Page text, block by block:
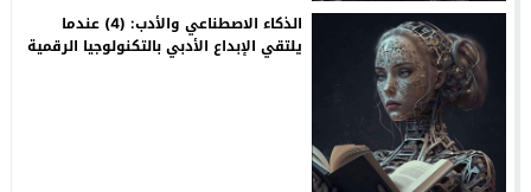
الذكاء الاصطناعي والأدب: (4) عندما
يلتقي الإبداع الأدبي بالتكنولوجيا الرقمية